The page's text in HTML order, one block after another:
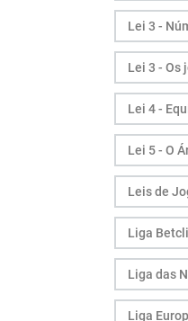
Lei 3 -
Lei 3 - Os
Lei 4 -
Lei 5 - O
Leis de
Liga
Liga das
Liga